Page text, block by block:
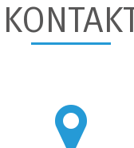
KONTAKT